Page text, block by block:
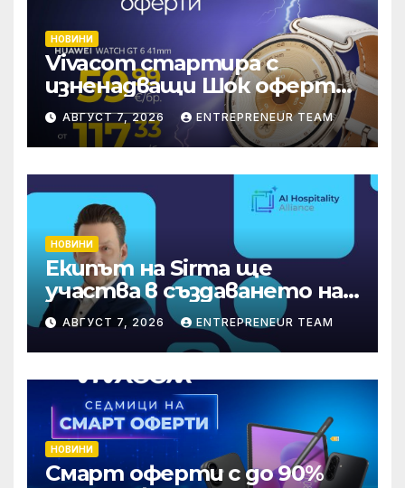
НОВИНИ
Vivacom стартира с
изненадващи Шок оферти
през август онлайн
АВГУСТ 7, 2026 ENTREPRENEUR TEAM
НОВИНИ
Екипът на Sirma ще
участва в създаването на
международните
стандарти за навлизане на
изкуствен интелект в
хотелиерството
АВГУСТ 7, 2026 ENTREPRENEUR TEAM
НОВИНИ
Смарт оферти с до 90%